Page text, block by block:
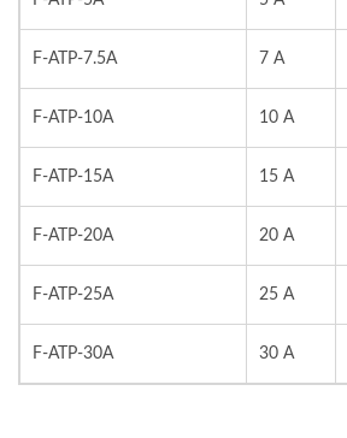
F-ATP-7.5A 7 A
F-ATP-10A 10 A
F-ATP-15A 15 A
F-ATP-20A 20 A
F-ATP-25A 25 A
F-ATP-30A 30 A